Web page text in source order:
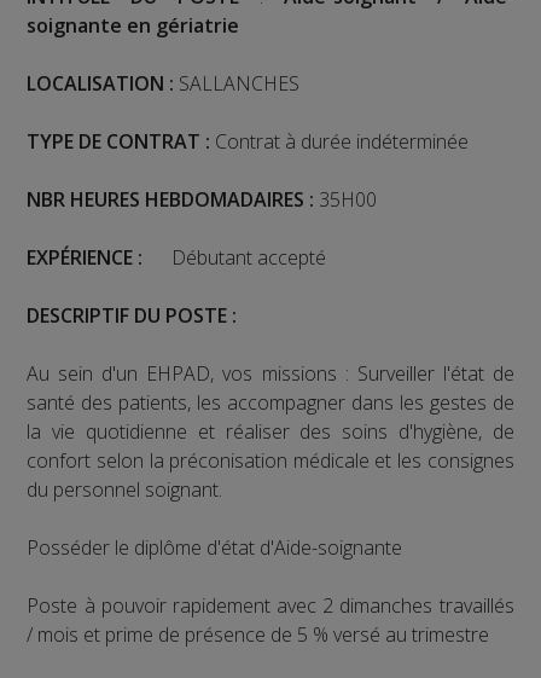
soignante en gériatrie
LOCALISATION : SALLANCHES
TYPE DE CONTRAT : Contrat à durée indéterminée
NBR HEURES HEBDOMADAIRES : 35H00
EXPÉRIENCE : Débutant accepté
DESCRIPTIF DU POSTE :
Au sein d'un EHPAD, vos missions : Surveiller l'état de
santé des patients, les accompagner dans les gestes de
la vie quotidienne et réaliser des soins d'hygiène, de
confort selon la préconisation médicale et les consignes
du personnel soignant.
Posséder le diplôme d'état d'Aide-soignante
Poste à pouvoir rapidement avec 2 dimanches travaillés
/ mois et prime de présence de 5 % versé au trimestre